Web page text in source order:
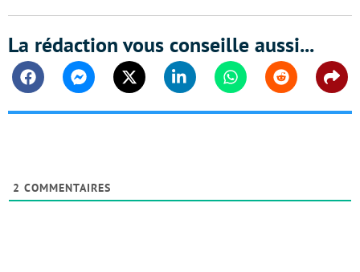
La rédaction vous conseille aussi...
FacebookMessengerTwitter Linkedin WhatsappReddit
2 COMMENTAIRES